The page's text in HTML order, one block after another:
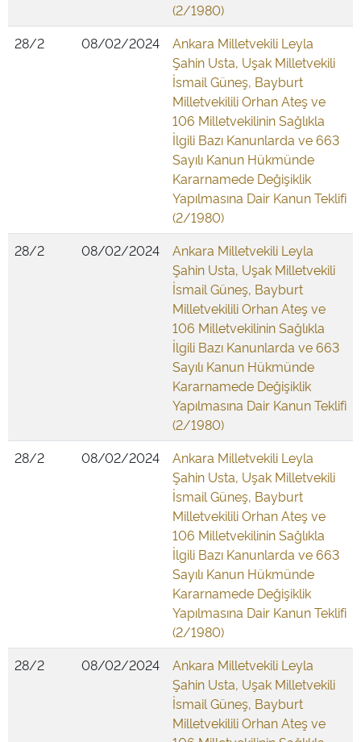
(2/1980)
28/2
08/02/2024
Ankara Milletvekili Leyla
Şahin Usta, Uşak Milletvekili
İsmail Güneş, Bayburt
Milletvekilili Orhan Ateş ve
106 Milletvekilinin Sağlıkla
İlgili Bazı Kanunlarda ve 663
Sayılı Kanun Hükmünde
Kararnamede Değişiklik
Yapılmasına Dair Kanun Teklifi
(2/1980)
28/2
08/02/2024
Ankara Milletvekili Leyla
Şahin Usta, Uşak Milletvekili
İsmail Güneş, Bayburt
Milletvekilili Orhan Ateş ve
106 Milletvekilinin Sağlıkla
İlgili Bazı Kanunlarda ve 663
Sayılı Kanun Hükmünde
Kararnamede Değişiklik
Yapılmasına Dair Kanun Teklifi
(2/1980)
28/2
08/02/2024
Ankara Milletvekili Leyla
Şahin Usta, Uşak Milletvekili
İsmail Güneş, Bayburt
Milletvekilili Orhan Ateş ve
106 Milletvekilinin Sağlıkla
İlgili Bazı Kanunlarda ve 663
Sayılı Kanun Hükmünde
Kararnamede Değişiklik
Yapılmasına Dair Kanun Teklifi
(2/1980)
28/2
08/02/2024
Ankara Milletvekili Leyla
Şahin Usta, Uşak Milletvekili
İsmail Güneş, Bayburt
Milletvekilili Orhan Ateş ve